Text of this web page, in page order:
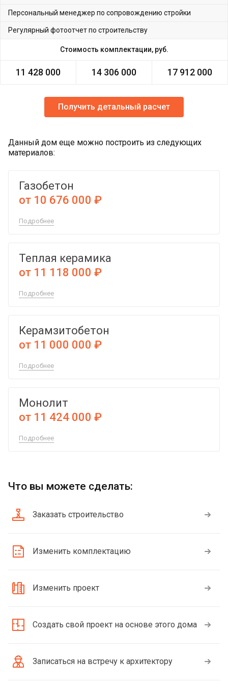
Персональный менеджер по сопровождению стройки
Регулярный фотоотчет по строительству
Стоимость комплектации, руб.
11 428 000 14 306 000 17 912 000
Получить детальный расчет
Данный дом еще можно построить из следующих
материалов:
Газобетон
от 10 676 000 ₽
Подробнее
Теплая керамика
от 11 118 000 ₽
Подробнее
Керамзитобетон
от 11 000 000 ₽
Подробнее
Монолит
от 11 424 000 ₽
Подробнее
Что вы можете сделать:
Заказать строительство
Изменить комплектацию
Изменить проект
Создать свой проект на основе этого дома
Записаться на встречу к архитектору